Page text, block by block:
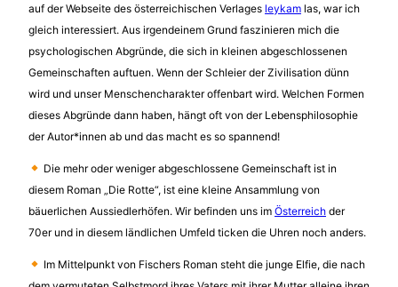
auf der Webseite des österreichischen Verlages leykam las, war ich
gleich interessiert. Aus irgendeinem Grund faszinieren mich die
psychologischen Abgründe, die sich in kleinen abgeschlossenen
Gemeinschaften auftuen. Wenn der Schleier der Zivilisation dünn
wird und unser Menschencharakter offenbart wird. Welchen Formen
dieses Abgründe dann haben, hängt oft von der Lebensphilosophie
der Autor*innen ab und das macht es so spannend!
Die mehr oder weniger abgeschlossene Gemeinschaft ist in
diesem Roman „Die Rotte“, ist eine kleine Ansammlung von
bäuerlichen Aussiedlerhöfen. Wir befinden uns im Österreich der
70er und in diesem ländlichen Umfeld ticken die Uhren noch anders.
Im Mittelpunkt von Fischers Roman steht die junge Elfie, die nach